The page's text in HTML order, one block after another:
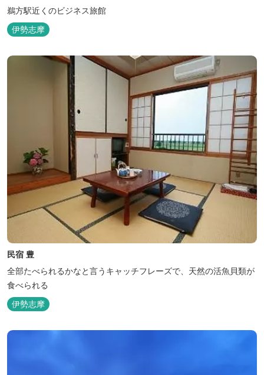
鵜方駅近くのビジネス旅館
伊勢志摩
民宿 豊
全部たべられるかなと言うキャッチフレーズで、天然の活魚貝類が
食べられる
伊勢志摩